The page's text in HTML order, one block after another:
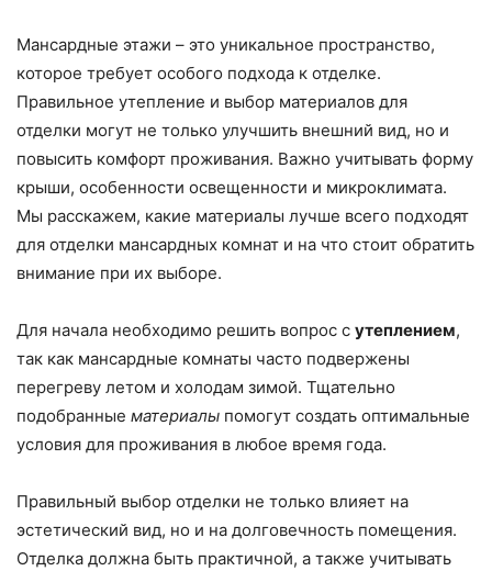
Мансардные этажи – это уникальное пространство,
которое требует особого подхода к отделке.
Правильное утепление и выбор материалов для
отделки могут не только улучшить внешний вид, но и
повысить комфорт проживания. Важно учитывать форму
крыши, особенности освещенности и микроклимата.
Мы расскажем, какие материалы лучше всего подходят
для отделки мансардных комнат и на что стоит обратить
внимание при их выборе.
Для начала необходимо решить вопрос с утеплением,
так как мансардные комнаты часто подвержены
перегреву летом и холодам зимой. Тщательно
подобранные материалы помогут создать оптимальные
условия для проживания в любое время года.
Правильный выбор отделки не только влияет на
эстетический вид, но и на долговечность помещения.
Отделка должна быть практичной, а также учитывать